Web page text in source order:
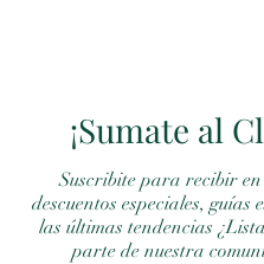
¡Sumate al
Suscribite para recibir
descuentos especiales, guías
las últimas tendencias
parte de nuestra